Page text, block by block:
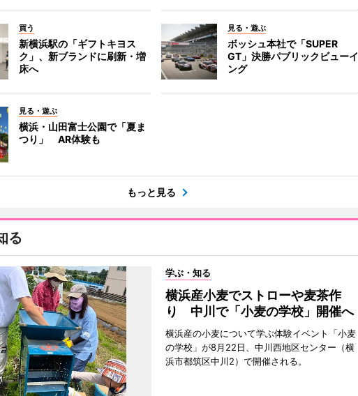
買う
新横浜駅の「ギフトキヨス
ク」、新ブランドに刷新・増
床へ
見る・遊ぶ
ボッシュ本社で「SUPER
GT」決勝パブリックビューイ
ング
見る・遊ぶ
横浜・山田富士公園で「夏ま
つり」 AR体験も
もっと見る
る
学ぶ・知る
横浜産小麦でストローや麦茶作
り 中川で「小麦の学校」開催へ
横浜産の小麦について学ぶ体験イベント「小麦
の学校」が8月22日、中川西地区センター（横
浜市都筑区中川2）で開催される。